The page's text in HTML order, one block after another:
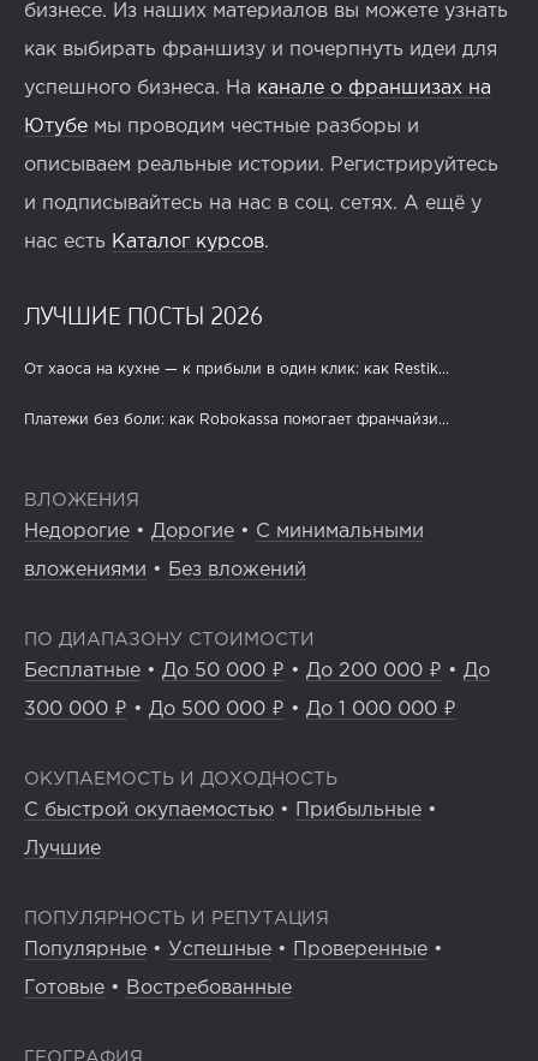
бизнесе. Из наших материалов вы можете узнать
как выбирать франшизу и почерпнуть идеи для
успешного бизнеса. На канале о франшизах на
Ютубе мы проводим честные разборы и
описываем реальные истории. Регистрируйтесь
и подписывайтесь на нас в соц. сетях. А ещё у
нас есть Каталог курсов.
ЛУЧШИЕ ПОСТЫ 2026
От хаоса на кухне — к прибыли в один клик: как Restik...
Платежи без боли: как Robokassa помогает франчайзи...
ВЛОЖЕНИЯ
Недорогие • Дорогие • С минимальными
вложениями • Без вложений
ПО ДИАПАЗОНУ СТОИМОСТИ
Бесплатные • До 50 000 ₽ • До 200 000 ₽ • До
300 000 ₽ • До 500 000 ₽ • До 1 000 000 ₽
ОКУПАЕМОСТЬ И ДОХОДНОСТЬ
С быстрой окупаемостью • Прибыльные •
Лучшие
ПОПУЛЯРНОСТЬ И РЕПУТАЦИЯ
Популярные • Успешные • Проверенные •
Готовые • Востребованные